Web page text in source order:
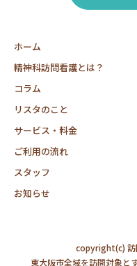
ホーム
精神科訪問看護とは？
コラム
リスタのこと
サービス・料金
ご利用の流れ
スタッフ
お知らせ
copyright(c) 訪
東大阪市全域を訪問対象と